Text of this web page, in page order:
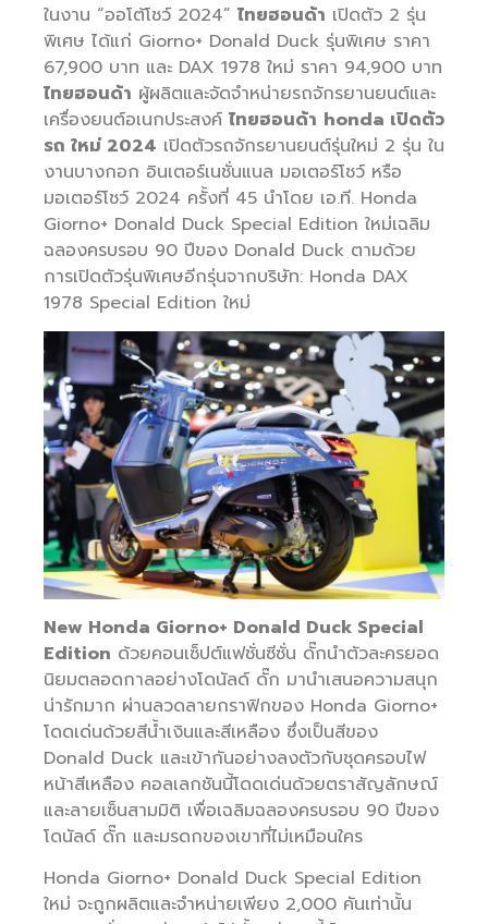
ในงาน “ออโต้โชว์ 2024” ไทยฮอนด้า เปิดตัว 2 รุ่น
พิเศษ ได้แก่ Giorno+ Donald Duck รุ่นพิเศษ ราคา
67,900 บาท และ DAX 1978 ใหม่ ราคา 94,900 บาท
ไทยฮอนด้า ผู้ผลิตและจัดจำหน่ายรถจักรยานยนต์และ
เครื่องยนต์อเนกประสงค์ ไทยฮอนด้า honda เปิดตัว
รถ ใหม่ 2024 เปิดตัวรถจักรยานยนต์รุ่นใหม่ 2 รุ่น ใน
งานบางกอก อินเตอร์เนชั่นแนล มอเตอร์โชว์ หรือ
มอเตอร์โชว์ 2024 ครั้งที่ 45 นำโดย เอ.ที. Honda
Giorno+ Donald Duck Special Edition ใหม่เฉลิม
ฉลองครบรอบ 90 ปีของ Donald Duck ตามด้วย
การเปิดตัวรุ่นพิเศษอีกรุ่นจากบริษัท: Honda DAX
1978 Special Edition ใหม่
New Honda Giorno+ Donald Duck Special
Edition ด้วยคอนเซ็ปต์แฟชั่นซีซั่น ดั๊กนำตัวละครยอด
นิยมตลอดกาลอย่างโดนัลด์ ดั๊ก มานำเสนอความสนุก
น่ารักมาก ผ่านลวดลายกราฟิกของ Honda Giorno+
โดดเด่นด้วยสีน้ำเงินและสีเหลือง ซึ่งเป็นสีของ
Donald Duck และเข้ากันอย่างลงตัวกับชุดครอบไฟ
หน้าสีเหลือง คอลเลกชันนี้โดดเด่นด้วยตราสัญลักษณ์
และลายเซ็นสามมิติ เพื่อเฉลิมฉลองครบรอบ 90 ปีของ
โดนัลด์ ดั๊ก และมรดกของเขาที่ไม่เหมือนใคร
Honda Giorno+ Donald Duck Special Edition
ใหม่ จะถูกผลิตและจำหน่ายเพียง 2,000 คันเท่านั้น